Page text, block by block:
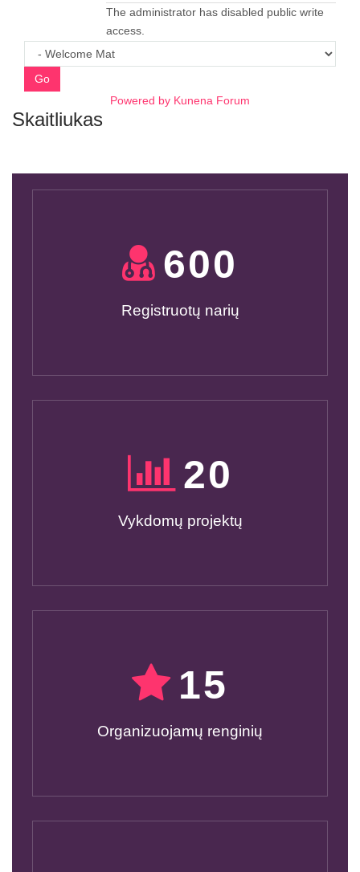
The administrator has disabled public write
access.
Go
Powered by Kunena Forum
Skaitliukas
600
Registruotų narių
20
Vykdomų projektų
15
Organizuojamų renginių